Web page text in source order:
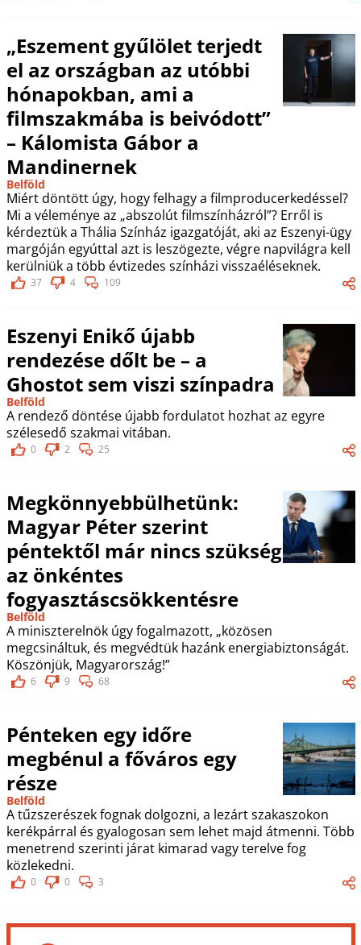
„Eszement gyűlölet terjedt
el az országban az utóbbi
hónapokban, ami a
filmszakmába is beivódott”
– Kálomista Gábor a
Mandinernek
Belföld
Miért döntött úgy, hogy felhagy a filmproducerkedéssel?
Mi a véleménye az „abszolút filmszínházról”? Erről is
kérdeztük a Thália Színház igazgatóját, aki az Eszenyi-ügy
margóján egyúttal azt is leszögezte, végre napvilágra kell
kerülniük a több évtizedes színházi visszaéléseknek.
37 4 109
Eszenyi Enikő újabb
rendezése dőlt be – a
Ghostot sem viszi színpadra
Belföld
A rendező döntése újabb fordulatot hozhat az egyre
szélesedő szakmai vitában.
0 2 25
Megkönnyebbülhetünk:
Magyar Péter szerint
péntektől már nincs szükség
az önkéntes
fogyasztáscsökkentésre
Belföld
A miniszterelnök úgy fogalmazott, „közösen
megcsináltuk, és megvédtük hazánk energiabiztonságát.
Köszönjük, Magyarország!”
6 9 68
Pénteken egy időre
megbénul a főváros egy
része
Belföld
A tűzszerészek fognak dolgozni, a lezárt szakaszokon
kerékpárral és gyalogosan sem lehet majd átmenni. Több
menetrend szerinti járat kimarad vagy terelve fog
közlekedni.
0 0 3